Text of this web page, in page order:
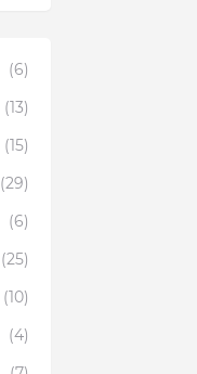
(6)
(13)
(15)
(29)
(6)
(25)
(10)
(4)